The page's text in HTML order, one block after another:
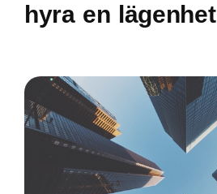
hyra en lägenhet